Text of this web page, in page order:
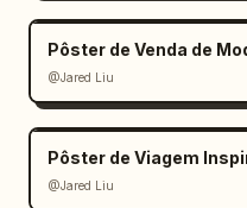
Pôster de Venda de
@Jared Liu
Pôster de Viagem
@Jared Liu